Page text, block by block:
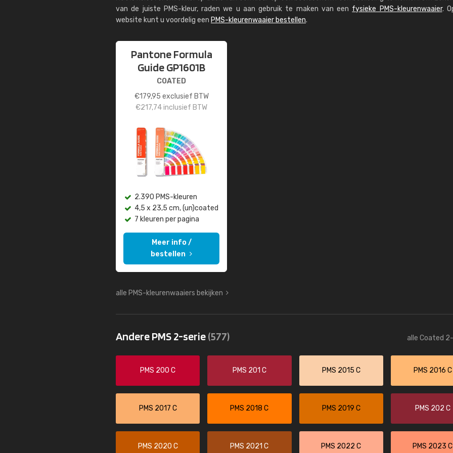
van de juiste PMS-kleur, raden we u aan gebruik te maken van een fysieke PMS-kleurenwaaier.
website kunt u voordelig een PMS-kleurenwaaier bestellen.
Pantone Formula
Guide GP1601B
COATED
€179,95 exclusief BTW
€217,74inclusief BTW
2.390 PMS-kleuren
4,5 x 23,5 cm, (un)coated
7 kleuren per pagina
Meer info /
bestellen
alle PMS-kleurenwaaiers bekijken
Andere PMS 2-serie(577) alle Coated
PMS 200 C PMS 201 C PMS 2015 C PMS 2016 C
PMS 2017 C PMS 2018 C PMS 2019 C PMS 202 C
PMS 2020 C PMS 2021 C PMS 2022 C PMS 2023 C